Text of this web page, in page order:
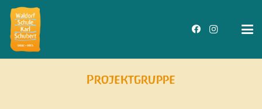
Projektgruppe